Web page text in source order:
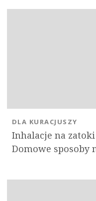
Inhalacje na
Domowe sposoby
DLA KURACJUSZY